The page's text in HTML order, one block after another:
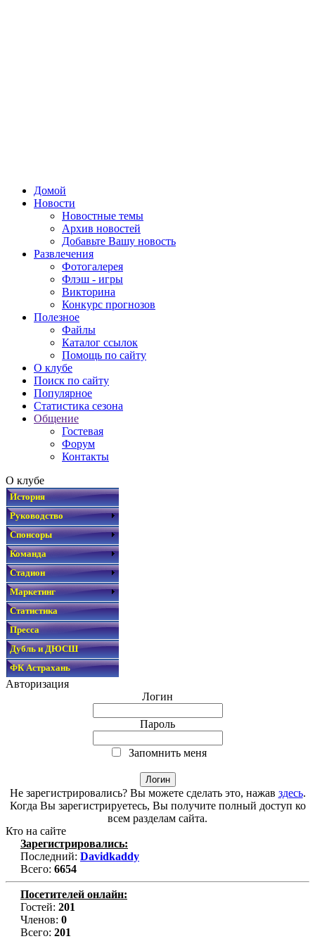
Домой
Новости
Новостные темы
Архив новостей
Добавьте Вашу новость
Развлечения
Фотогалерея
Флэш - игры
Викторина
Конкурс прогнозов
Полезное
Файлы
Каталог ссылок
Помощь по сайту
О клубе
Поиск по сайту
Популярное
Статистика сезона
Общение
Гостевая
Форум
Контакты
О клубе
История
Руководство
Спонсоры
Команда
Стадион
Маркетинг
Статистика
Пресса
Дубль и ДЮСШ
ФК Астрахань
Авторизация
Логин
Пароль
Запомнить меня
Не зарегистрировались? Вы можете сделать это, нажав здесь.
Когда Вы зарегистрируетесь, Вы получите полный доступ ко
всем разделам сайта.
Кто на сайте
Зарегистрировались:
Последний: Davidkaddy
Всего: 6654
Посетителей онлайн:
Гостей: 201
Членов: 0
Всего: 201